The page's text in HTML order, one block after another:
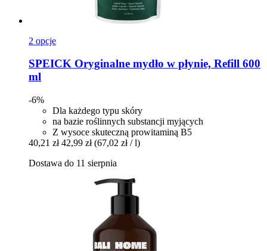
2 opcje
SPEICK Oryginalne mydło w płynie, Refill 600
ml
-6%
Dla każdego typu skóry
na bazie roślinnych substancji myjących
Z wysoce skuteczną prowitaminą B5
40,21 zł 42,99 zł (67,02 zł / l)
Dostawa do 11 sierpnia